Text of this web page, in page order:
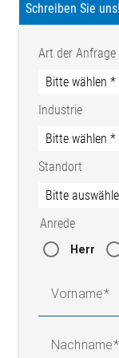
Schreiben Sie
Art der Anfrage
Industrie
Standort
Anrede
Herr
Vorname
Nachname